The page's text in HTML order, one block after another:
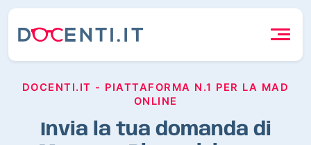
DOCENTI.IT - PIATTAFORMA N.1 PER LA MAD
ONLINE
Invia la tua domanda di